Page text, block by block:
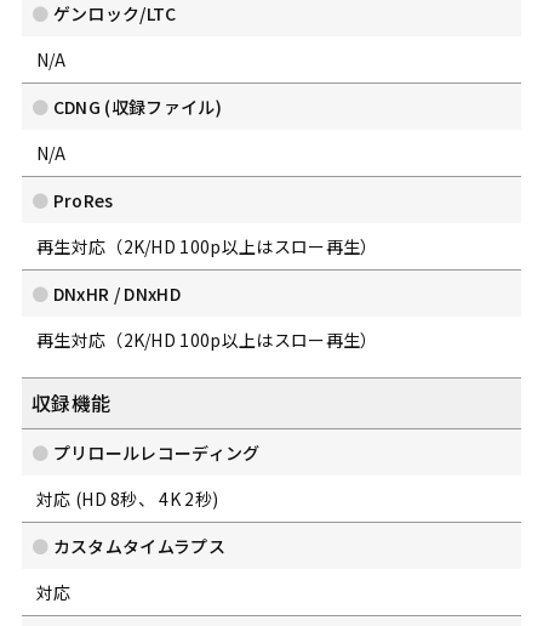
ゲンロック/LTC
N/A
CDNG (収録ファイル)
N/A
ProRes
再生対応（2K/HD 100p以上はスロー再生）
DNxHR / DNxHD
再生対応（2K/HD 100p以上はスロー再生）
収録機能
プリロールレコーディング
対応 (HD 8秒、 4K 2秒)
カスタムタイムラプス
対応